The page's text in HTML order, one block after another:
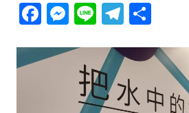
Facebook
Messenger
Line